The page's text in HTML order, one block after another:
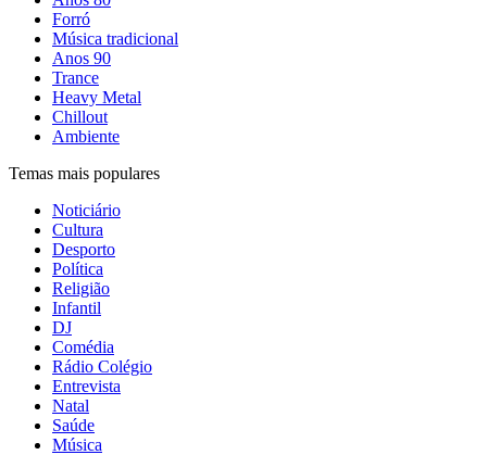
Forró
Música tradicional
Anos 90
Trance
Heavy Metal
Chillout
Ambiente
Temas mais populares
Noticiário
Cultura
Desporto
Política
Religião
Infantil
DJ
Comédia
Rádio Colégio
Entrevista
Natal
Saúde
Música